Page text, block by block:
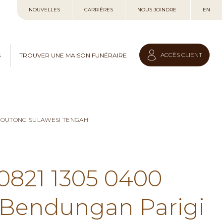
au
NOUVELLES CARRIÈRES NOUS JOINDRE EN
TROUVER UNE MAISON FUNÉRAIRE ACCÈS CLIENT
SULAWESI TENGAH'
1305 0400
Parigi